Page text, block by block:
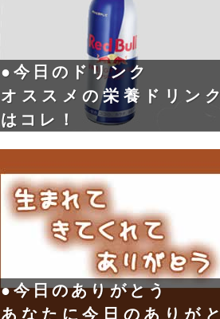
●今日のドリンク
オススメの栄養ドリンク
はコレ！
●今日のありがとう
あなたに今日のありがと